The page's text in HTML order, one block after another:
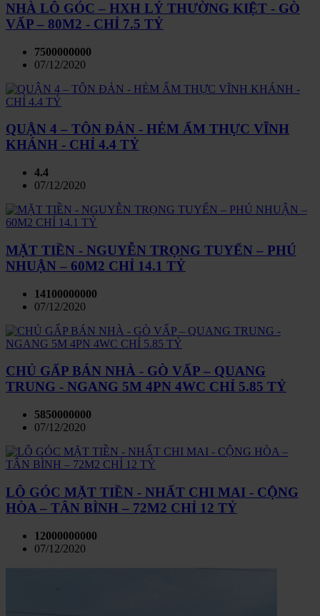
NHÀ LÔ GÓC – HXH LÝ THƯỜNG KIỆT - GÒ
VẤP – 80M2 - CHỈ 7.5 TỶ
7500000000
07/12/2020
QUẬN 4 – TÔN ĐẢN - HẺM ẨM THỰC VĨNH
KHÁNH - CHỈ 4.4 TỶ
4.4
07/12/2020
MẶT TIỀN - NGUYỄN TRỌNG TUYỂN – PHÚ
NHUẬN – 60M2 CHỈ 14.1 TỶ
14100000000
07/12/2020
CHỦ GẤP BÁN NHÀ - GÒ VẤP – QUANG
TRUNG - NGANG 5M 4PN 4WC CHỈ 5.85 TỶ
5850000000
07/12/2020
LÔ GÓC MẶT TIỀN - NHẤT CHI MAI - CỘNG
HÒA – TÂN BÌNH – 72M2 CHỈ 12 TỶ
12000000000
07/12/2020